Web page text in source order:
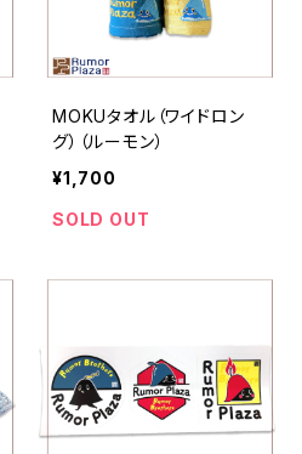
MOKUタオル（ワイドロン
グ）（ルーモン）
¥1,700
SOLD OUT